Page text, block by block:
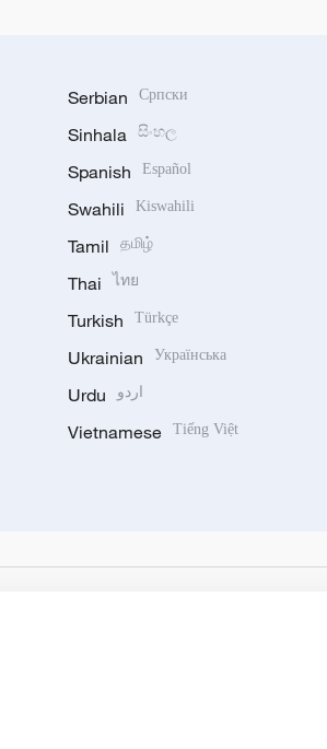
Serbian Српски
Sinhala සිංහල
Spanish Español
Swahili Kiswahili
Tamil தமிழ்
Thai ไทย
Turkish Türkçe
Ukrainian Українська
Urdu اردو
Vietnamese Tiếng Việt